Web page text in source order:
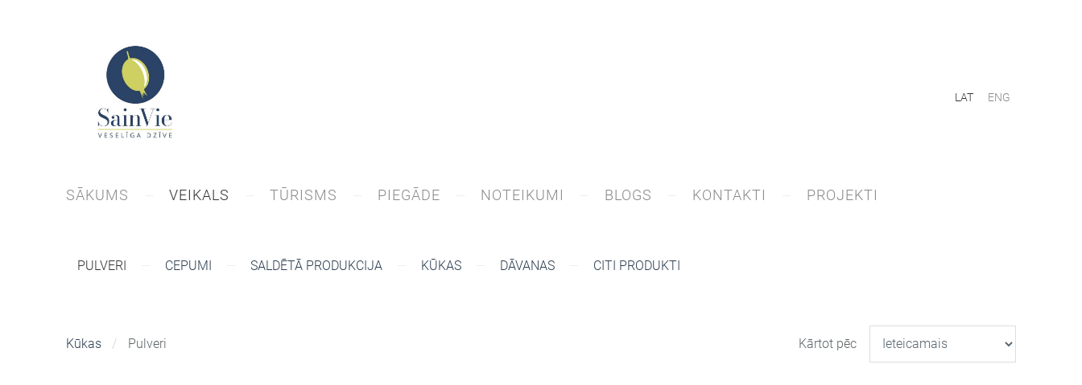
SĀKUMS VEIKALS TŪRISMS PIEGĀDE NOTEIKUMI BLOGS KONTAKTI PROJEKTI
LAT ENG
PULVERI CEPUMI SALDĒTĀ PRODUKCIJA KŪKAS DĀVANAS CITI PRODUKTI
Kūkas Pulveri Kārtot pēc